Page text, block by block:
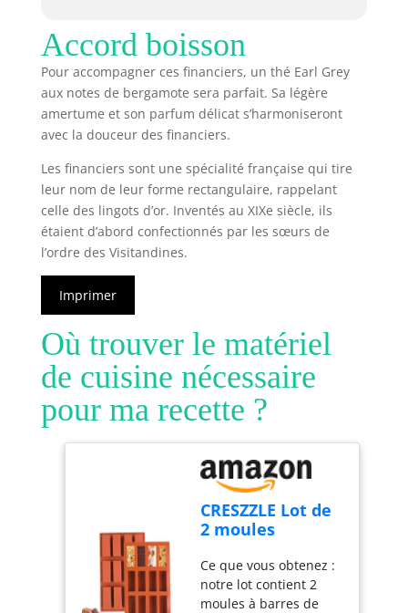
Accord boisson
Pour accompagner ces financiers, un thé Earl Grey
aux notes de bergamote sera parfait. Sa légère
amertume et son parfum délicat s’harmoniseront
avec la douceur des financiers.
Les financiers sont une spécialité française qui tire
leur nom de leur forme rectangulaire, rappelant
celle des lingots d’or. Inventés au XIXe siècle, ils
étaient d’abord confectionnés par les sœurs de
l’ordre des Visitandines.
Imprimer
Où trouver le matériel
de cuisine nécessaire
pour ma recette ?
CRESZZLE Lot de
2 moules
rectangulaires
12 cavités –
moule silicone
Ce que vous obtenez :
notre lot contient 2
moules à barres de